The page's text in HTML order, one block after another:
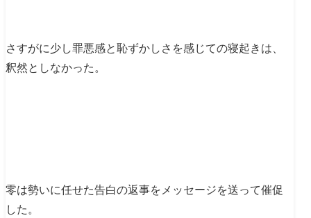
さすがに少し罪悪感と恥ずかしさを感じての寝起きは、
釈然としなかった。
零は勢いに任せた告白の返事をメッセージを送って催促
した。